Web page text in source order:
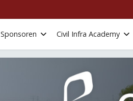
Sponsoren Civil Infra Academy